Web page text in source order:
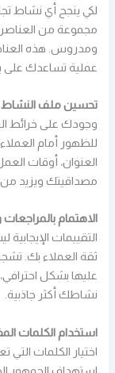
لكي ينجح أي نشاط
مجموعة من العناصر
ومدروس. هذه
عملية تساعدك على
تحسين ملف النشاط
للظهور أمام
العنوان، أوقات
مصداقيتك ويزيد من
الاهتمام
التقييمات
ثقة العملاء بك.
عليها بشكل
نشاطك أكثر جاذبية.
استخدام الكلمات
اختيار الكلمات
استهداف الجمهور